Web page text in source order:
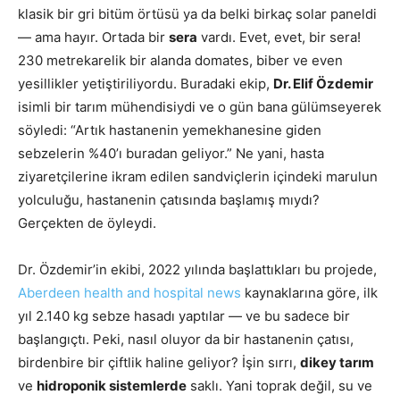
klasik bir gri bitüm örtüsü ya da belki birkaç solar paneldi
— ama hayır. Ortada bir sera vardı. Evet, evet, bir sera!
230 metrekarelik bir alanda domates, biber ve even
yesillikler yetiştiriliyordu. Buradaki ekip, Dr. Elif Özdemir
isimli bir tarım mühendisiydi ve o gün bana gülümseyerek
söyledi: “Artık hastanenin yemekhanesine giden
sebzelerin %40’ı buradan geliyor.” Ne yani, hasta
ziyaretçilerine ikram edilen sandviçlerin içindeki marulun
yolculuğu, hastanenin çatısında başlamış mıydı?
Gerçekten de öyleydi.
Dr. Özdemir’in ekibi, 2022 yılında başlattıkları bu projede,
Aberdeen health and hospital news kaynaklarına göre, ilk
yıl 2.140 kg sebze hasadı yaptılar — ve bu sadece bir
başlangıçtı. Peki, nasıl oluyor da bir hastanenin çatısı,
birdenbire bir çiftlik haline geliyor? İşin sırrı, dikey tarım
ve hidroponik sistemlerde saklı. Yani toprak değil, su ve